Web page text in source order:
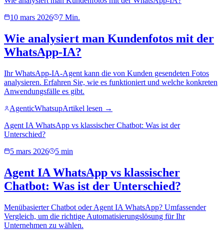
10 mars 2026
7 Min.
Wie analysiert man Kundenfotos mit der
WhatsApp-IA?
Ihr WhatsApp-IA-Agent kann die von Kunden gesendeten Fotos
analysieren. Erfahren Sie, wie es funktioniert und welche konkreten
Anwendungsfälle es gibt.
AgenticWhatsupArtikel lesen →
Agent IA WhatsApp vs klassischer Chatbot: Was ist der
Unterschied?
5 mars 2026
5 min
Agent IA WhatsApp vs klassischer
Chatbot: Was ist der Unterschied?
Menübasierter Chatbot oder Agent IA WhatsApp? Umfassender
Vergleich, um die richtige Automatisierungslösung für Ihr
Unternehmen zu wählen.